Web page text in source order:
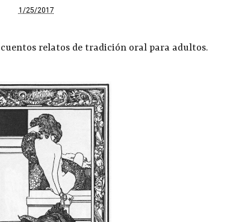
1/25/2017
relatos de tradición oral para adultos.